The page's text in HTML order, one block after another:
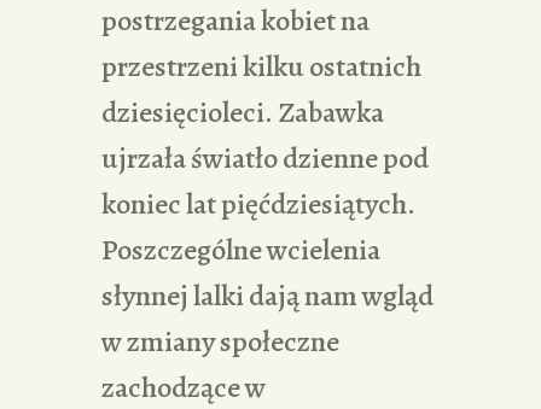
postrzegania kobiet na
przestrzeni kilku ostatnich
dziesięcioleci. Zabawka
ujrzała światło dzienne pod
koniec lat pięćdziesiątych.
Poszczególne wcielenia
słynnej lalki dają nam wgląd
w zmiany społeczne
zachodzące w